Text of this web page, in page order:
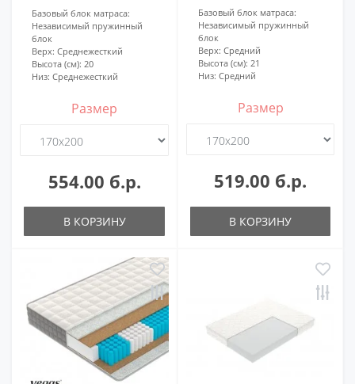
Базовый блок матраса:
Независимый пружинный
блок
Верх: Среднежесткий
Высота (см): 20
Низ: Среднежесткий
Размер
554.00 б.р.
В КОРЗИНУ
Базовый блок матраса:
Независимый пружинный
блок
Верх: Средний
Высота (см): 21
Низ: Средний
Размер
519.00 б.р.
В КОРЗИНУ